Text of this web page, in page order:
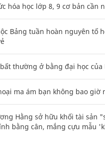
hóa học lớp 8, 9 cơ bản cần
Bảng tuần hoàn nguyên tố
thường ở bằng đại học của
ma ám bạn không bao giờ
Hằng sở hữu khối tài sản
bằng cân, mắng cựu mẫu